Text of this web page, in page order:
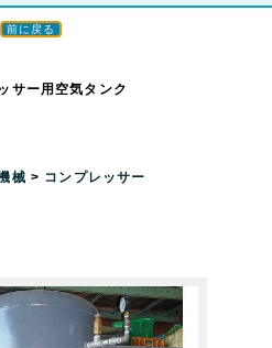
前に戻る
サー用空気タンク
械 > コンプレッサー